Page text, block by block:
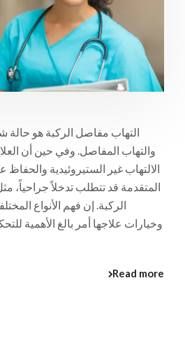
التهاب مفاصل الركبة هو حالة
والتهاب المفاصل. وفي حين أن
الالتهاب غير الستيروئيدية
المتقدمة قد تتطلب تدخلاً جراحياً،
الركبة. إن فهم الأنواع
وخيارات علاجها أمر بالغ الأهمية
Read more